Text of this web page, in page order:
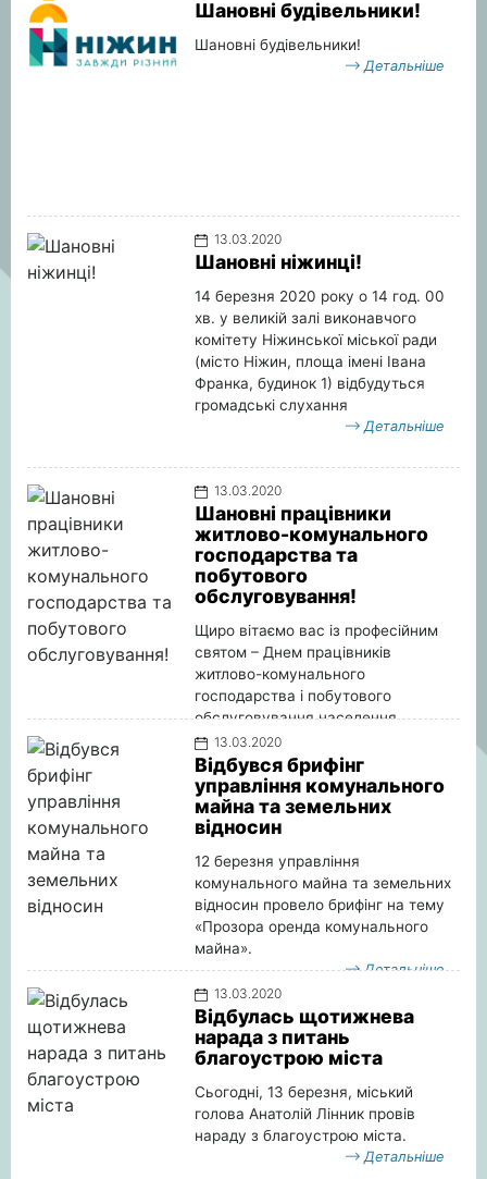
свердловини з видобутку питної
по всій країні.
Детальніше
Шановні будівельники!
Шановні будівельники!
Детальніше
13.03.2020
Шановні ніжинці!
14 березня 2020 року о 14 год. 00
хв. у великій залі виконавчого
комітету Ніжинської міської ради
(місто Ніжин, площа імені Івана
Франка, будинок 1) відбудуться
громадські слухання
Детальніше
13.03.2020
Шановні працівники
житлово-комунального
господарства та
побутового
обслуговування!
Щиро вітаємо вас із професійним
святом – Днем працівників
житлово-комунального
господарства і побутового
обслуговування населення.
13.03.2020
Відбувся брифінг
управління комунального
майна та земельних
відносин
12 березня управління
комунального майна та земельних
відносин провело брифінг на тему
«Прозора оренда комунального
майна».
Детальніше
13.03.2020
Відбулась щотижнева
нарада з питань
благоустрою міста
Сьогодні, 13 березня, міський
голова Анатолій Лінник провів
нараду з благоустрою міста.
Детальніше